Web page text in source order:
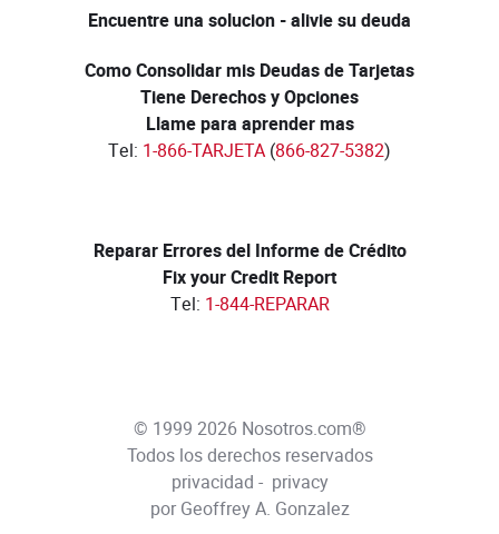
Encuentre una solucion - alivie su deuda
Como Consolidar mis Deudas de Tarjetas
Tiene Derechos y Opciones
Llame para aprender mas
Tel: 1-866-TARJETA (866-827-5382)
Reparar Errores del Informe de Crédito
Fix your Credit Report
Tel: 1-844-REPARAR
© 1999 2026 Nosotros.com®
Todos los derechos reservados
privacidad - privacy
por Geoffrey A. Gonzalez